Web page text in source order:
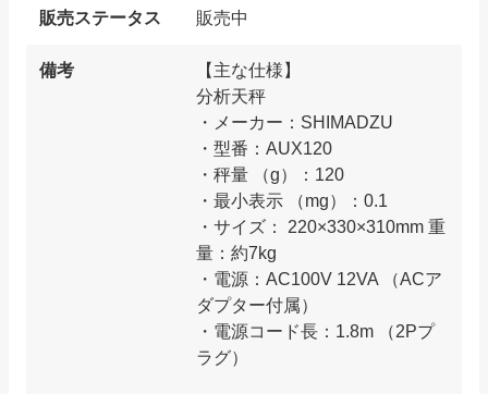
販売ステータス 販売中
備考
【主な仕様】
分析天秤
・メーカー：SHIMADZU
・型番：AUX120
・秤量 （g）：120
・最小表示 （mg）：0.1
・サイズ： 220×330×310mm 重
量：約7kg
・電源：AC100V 12VA （ACア
ダプター付属）
・電源コード長：1.8m （2Pプ
ラグ）